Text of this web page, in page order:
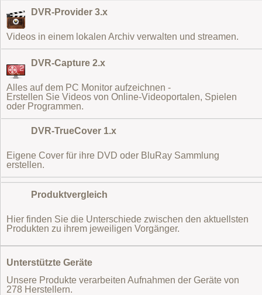
DVR-Provider 3.x
Videos in einem lokalen Archiv verwalten und streamen.
DVR-Capture 2.x
Alles auf dem PC Monitor aufzeichnen -
Erstellen Sie Videos von Online-Videoportalen, Spielen
oder Programmen.
DVR-TrueCover 1.x
Eigene Cover für ihre DVD oder BluRay Sammlung
erstellen.
Produktvergleich
Hier finden Sie die Unterschiede zwischen den aktuellsten
Produkten zu ihrem jeweiligen Vorgänger.
Unterstützte Geräte
Unsere Produkte verarbeiten Aufnahmen der Geräte von
278 Herstellern.